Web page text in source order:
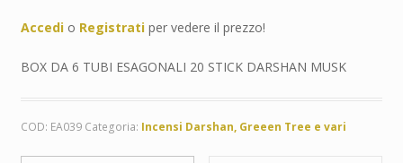
Accedio Registratiper vedere il prezzo!
BOX DA 6 TUBI ESAGONALI 20 STICK DARSHAN MUSK
COD: EA039 Categoria: Incensi Darshan, Greeen Tree e vari